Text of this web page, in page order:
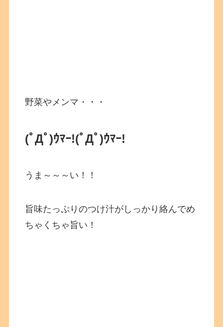
野菜やメンマ・・・
(ﾟДﾟ)ｳﾏｰ!(ﾟДﾟ)ｳﾏｰ!
うま～～～い！！
旨味たっぷりのつけ汁がしっかり絡んでめ
ちゃくちゃ旨い！